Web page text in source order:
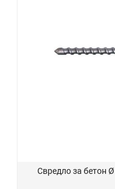
Свредло за бетон